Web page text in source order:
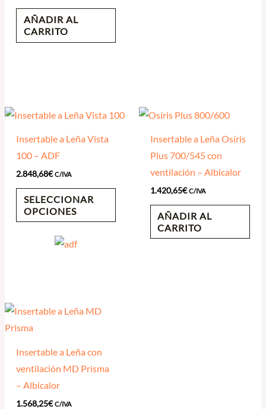
AÑADIR AL
CARRITO
Insertable a Leña Vista
100 – ADF
2.848,68€ C/IVA
SELECCIONAR
OPCIONES
Insertable a Leña Osíris
Plus 700/545 con
ventilación – Albicalor
1.420,65€ C/IVA
AÑADIR AL
CARRITO
Insertable a Leña con
ventilación MD Prisma
– Albicalor
1.568,25€ C/IVA